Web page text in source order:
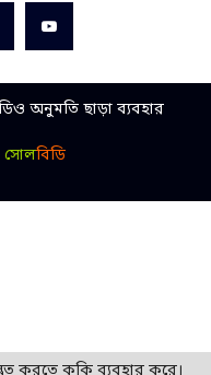
অনুমতি ছাড়া ব্যবহার
সোলবিডি